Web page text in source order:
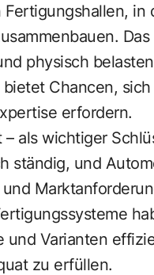
physisch
Chancen,
erfordern.
als wichtiger
ständig, und
Varianten
zu erfüllen.